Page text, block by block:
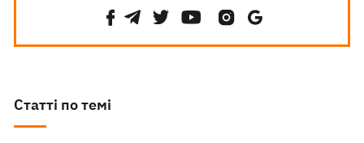
Статті по темі